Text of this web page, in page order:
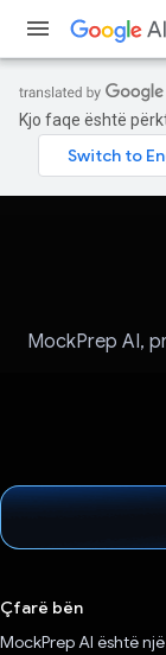
Kjo faqe është
MockPrep AI,
Çfarë bën
MockPrep AI është